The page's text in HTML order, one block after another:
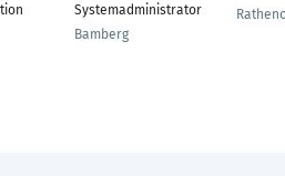
Systemadministrator
Bamberg